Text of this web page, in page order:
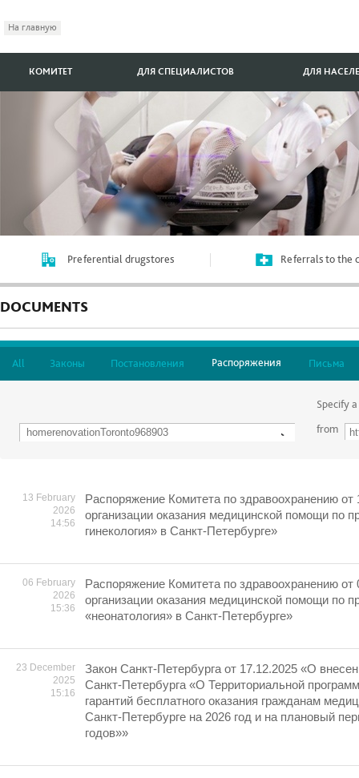
На главную
КОМИТЕТ ДЛЯ СПЕЦИАЛИСТОВ ДЛЯ
Preferential drugstores Referrals to the
DOCUMENTS
All Законы Постановления Распоряжения Письма
Specify
from
13 February
2026
14:56
Распоряжение Комитета по здравоохранению
организации оказания медицинской помощи по
гинекология» в Санкт-Петербурге»
06 February
2026
15:36
Распоряжение Комитета по здравоохранению
организации оказания медицинской помощи по
«неонатология» в Санкт-Петербурге»
23 December
2025
15:16
Закон Санкт-Петербурга от 17.12.2025 «О
Санкт-Петербурга «О Территориальной
гарантий бесплатного оказания гражданам
Санкт-Петербурге на 2026 год и на плановый
годов»»